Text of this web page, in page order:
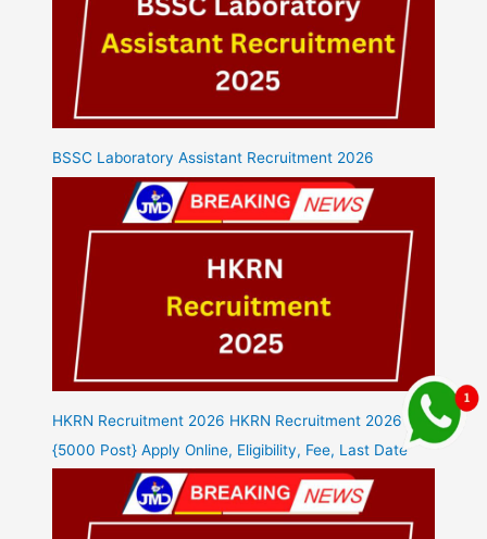
BSSC Laboratory Assistant Recruitment 2026
HKRN Recruitment 2026 HKRN Recruitment 2026
{5000 Post} Apply Online, Eligibility, Fee, Last Date